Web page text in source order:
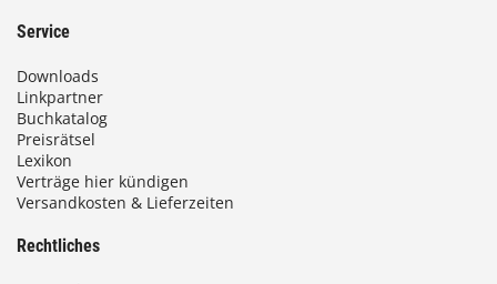
Service
Downloads
Linkpartner
Buchkatalog
Preisrätsel
Lexikon
Verträge hier kündigen
Versandkosten & Lieferzeiten
Rechtliches